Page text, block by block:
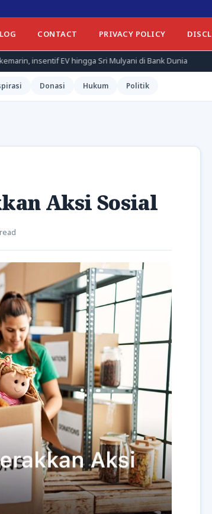
CONTACT PRIVACY POLICY
Sri Mulyani di Bank Dunia Hukum
Donasi Hukum Politik
Aksi Sosial